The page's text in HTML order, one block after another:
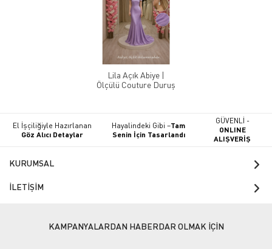
Lila Açık Abiye |
Ölçülü Couture Duruş
El İşçiliğiyle Hazırlanan
Göz Alıcı Detaylar
Hayalindeki Gibi –Tam
Senin İçin Tasarlandı
GÜVENLİ -
ONLINE
ALIŞVERİŞ
KURUMSAL
İLETİŞİM
KAMPANYALARDAN HABERDAR OLMAK İÇİN